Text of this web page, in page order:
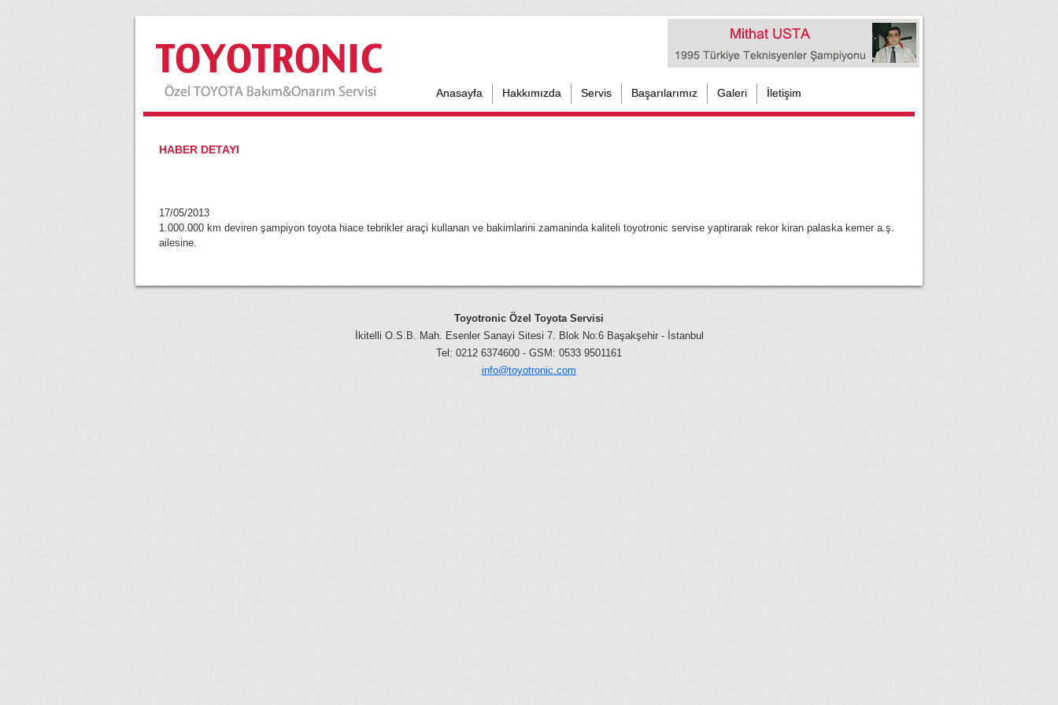
Anasayfa Hakkımızda Servis Başarılarımız Galeri İletişim
HABER DETAYI
17/05/2013
1.000.000 km deviren şampiyon toyota hiace tebrikler araçi kullanan ve bakimlarini zamaninda kaliteli toyotronic servise yaptirarak rekor kiran palaska kemer a.ş.
ailesine.
Toyotronic Özel Toyota Servisi
İkitelli O.S.B. Mah. Esenler Sanayi Sitesi 7. Blok No:6 Başakşehir - İstanbul
Tel: 0212 6374600 - GSM: 0533 9501161
info@toyotronic.com